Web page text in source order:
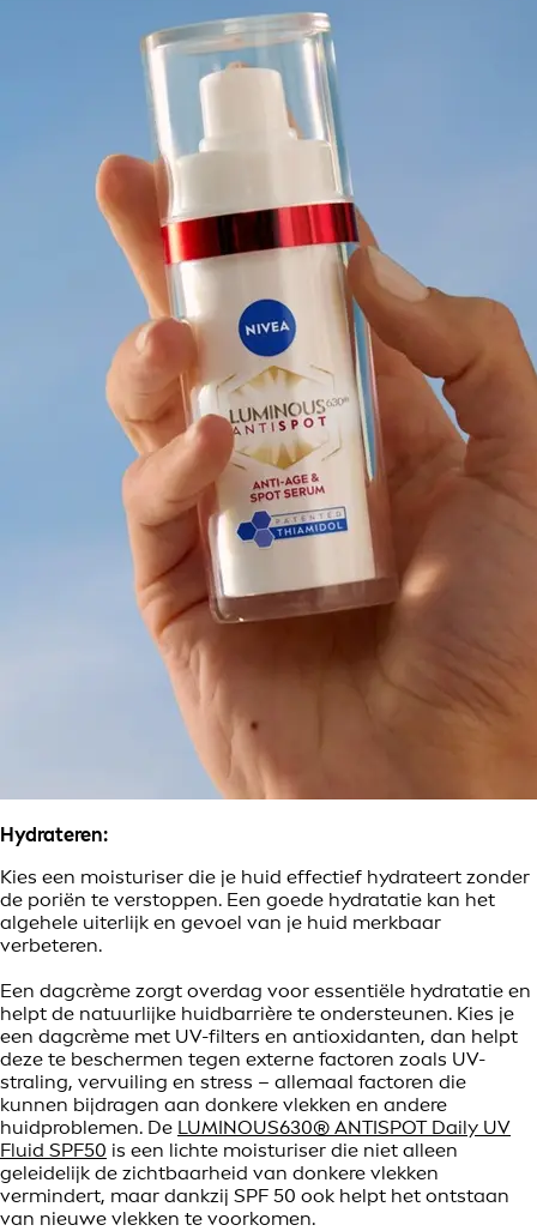
Hydrateren:
Kies een moisturiser die je huid effectief hydrateert zonder
de poriën te verstoppen. Een goede hydratatie kan het
algehele uiterlijk en gevoel van je huid merkbaar
verbeteren.
Een dagcrème zorgt overdag voor essentiële hydratatie en
helpt de natuurlijke huidbarrière te ondersteunen. Kies je
een dagcrème met UV-filters en antioxidanten, dan helpt
deze te beschermen tegen externe factoren zoals UV-
straling, vervuiling en stress – allemaal factoren die
kunnen bijdragen aan donkere vlekken en andere
huidproblemen. De LUMINOUS630® ANTISPOT Daily UV
Fluid SPF50 is een lichte moisturiser die niet alleen
geleidelijk de zichtbaarheid van donkere vlekken
vermindert, maar dankzij SPF 50 ook helpt het ontstaan
van nieuwe vlekken te voorkomen.